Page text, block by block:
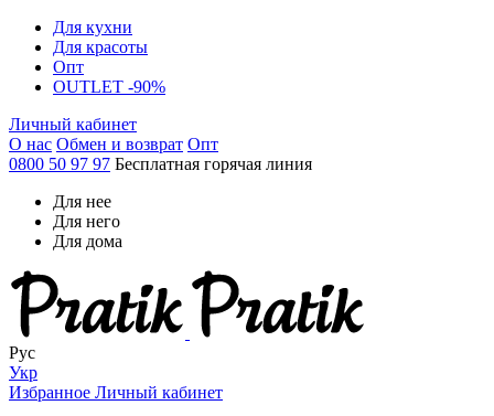
Для кухни
Для красоты
Опт
OUTLET -90%
Личный кабинет
О нас Обмен и возврат Опт
0800 50 97 97 Бесплатная горячая линия
Для нее
Для него
Для дома
Рус
Укр
Избранное Личный кабинет